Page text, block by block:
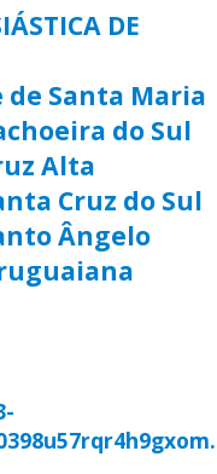
DE
Santa Maria
do Sul
Alta
Cruz do Sul
Ângelo